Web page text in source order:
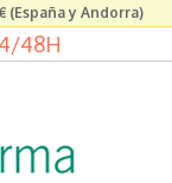
(España y Andorra)
48H